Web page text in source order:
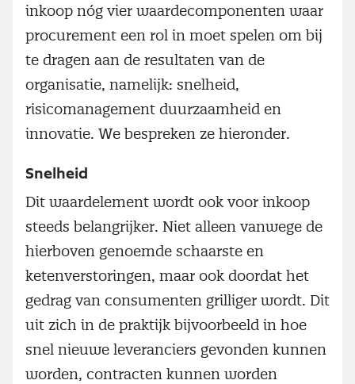
inkoop nóg vier waardecomponenten waar
procurement een rol in moet spelen om bij
te dragen aan de resultaten van de
organisatie, namelijk: snelheid,
risicomanagement duurzaamheid en
innovatie. We bespreken ze hieronder.
Snelheid
Dit waardelement wordt ook voor inkoop
steeds belangrijker. Niet alleen vanwege de
hierboven genoemde schaarste en
ketenverstoringen, maar ook doordat het
gedrag van consumenten grilliger wordt. Dit
uit zich in de praktijk bijvoorbeeld in hoe
snel nieuwe leveranciers gevonden kunnen
worden, contracten kunnen worden